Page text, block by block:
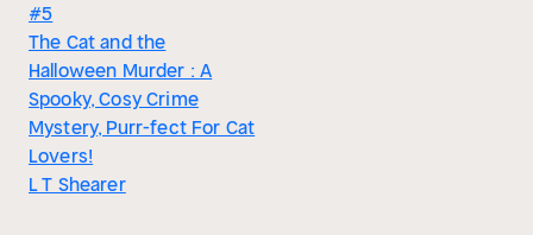
#5
The Cat and the
Halloween Murder : A
Spooky, Cosy Crime
Mystery, Purr-fect For Cat
Lovers!
L T Shearer